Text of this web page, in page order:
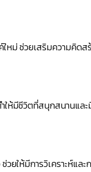
หม่ ช่วยเสริมความคิด
ให้มีชีวิตที่สนุกสนานแ
วยให้มีการวิเคราะห์แ